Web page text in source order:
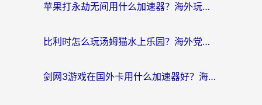
苹果打永劫无间用什么加速器？海外玩家亲测有效的国服游戏加速指南
比利时怎么玩汤姆猫水上乐园？海外党国服游戏加速终极指南（附无畏契约食之契约解决办法）
剑网3游戏在国外卡用什么加速器好？海外党亲测有效的国服游戏加速指南